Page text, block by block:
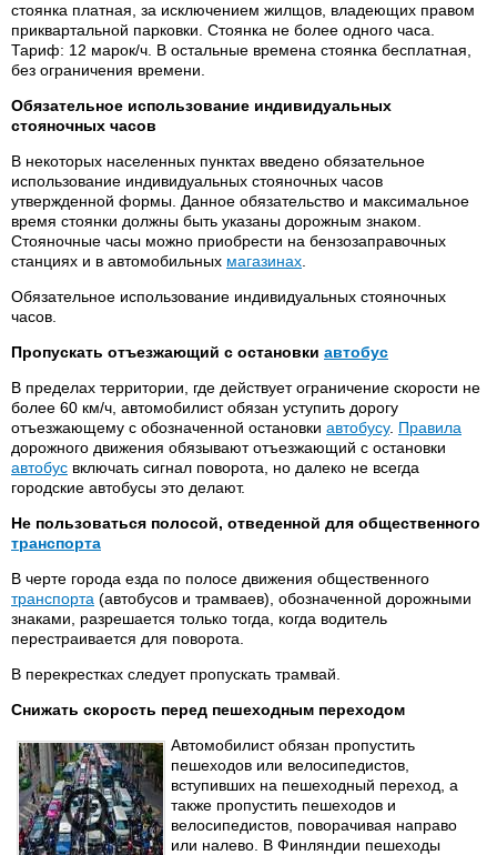
стоянка платная, за исключением жилщов, владеющих правом
приквартальной парковки. Стоянка не более одного часа.
Тариф: 12 марок/ч. В остальные времена стоянка бесплатная,
без ограничения времени.
Обязательное использование индивидуальных
стояночных часов
В некоторых населенных пунктах введено обязательное
использование индивидуальных стояночных часов
утвержденной формы. Данное обязательство и максимальное
время стоянки должны быть указаны дорожным знаком.
Стояночные часы можно приобрести на бензозаправочных
станциях и в автомобильных магазинах
Обязательное использование индивидуальных стояночных
часов.
Пропускать отъезжающий с остановки автобус
В пределах территории, где действует ограничение скорости не
более 60 км/ч, автомобилист обязан уступить дорогу
отъезжающему с обозначенной остановки автобусу. Правила
дорожного движения обязывают отъезжающий с остановки
автобус включать сигнал поворота, но далеко не всегда
городские автобусы это делают.
Не пользоваться полосой, отведенной для общественного
транспорта
В черте города езда по полосе движения общественного
транспорта (автобусов и трамваев), обозначенной дорожными
знаками, разрешается только тогда, когда водитель
перестраивается для поворота.
В перекрестках следует пропускать трамвай.
Снижать скорость перед пешеходным переходом
Автомобилист обязан пропустить
пешеходов или велосипедистов,
вступивших на пешеходный переход, а
также пропустить пешеходов и
велосипедистов, поворачивая направо
или налево. В Финляндии пешеходы